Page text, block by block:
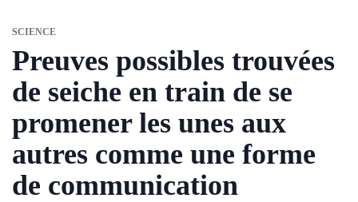
SCIENCE
Preuves possibles trouvées
de seiche en train de se
promener les unes aux
autres comme une forme
de communication